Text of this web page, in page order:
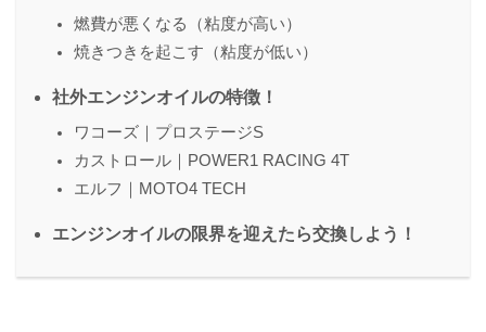
燃費が悪くなる（粘度が高い）
焼きつきを起こす（粘度が低い）
社外エンジンオイルの特徴！
ワコーズ｜プロステージS
カストロール｜POWER1 RACING 4T
エルフ｜MOTO4 TECH
エンジンオイルの限界を迎えたら交換しよう！